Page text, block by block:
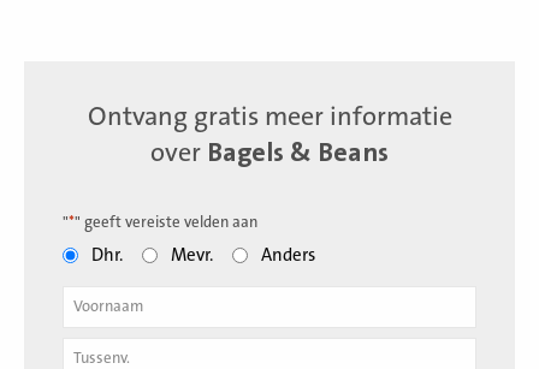
Ontvang gratis meer informatie
over Bagels & Beans
"*" geeft vereiste velden aan
Dhr. Mevr. Anders